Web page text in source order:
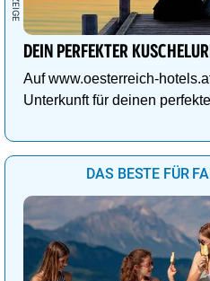
DEIN PERFEKTER
Auf www.oesterreich-
Unterkunft für deinen
DAS BESTE FÜR